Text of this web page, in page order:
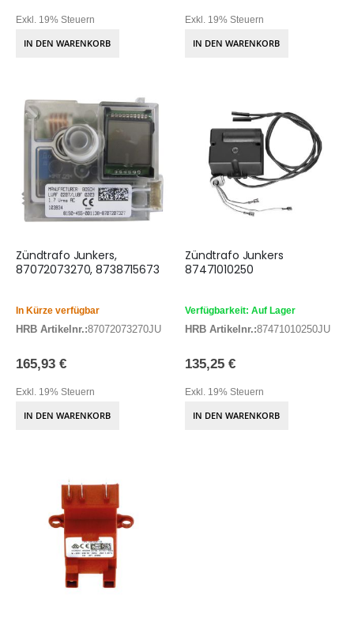
Exkl. 19% Steuern
IN DEN WARENKORB
Exkl. 19% Steuern
IN DEN WARENKORB
Zündtrafo Junkers,
87072073270, 8738715673
In Kürze verfügbar
HRB Artikelnr.:87072073270JU
165,93 €
Exkl. 19% Steuern
IN DEN WARENKORB
Zündtrafo Junkers
87471010250
Verfügbarkeit: Auf Lager
HRB Artikelnr.:87471010250JU
135,25 €
Exkl. 19% Steuern
IN DEN WARENKORB